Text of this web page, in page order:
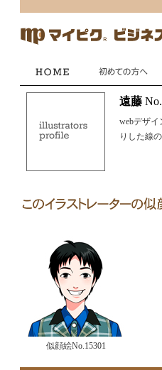
遠藤
webデザ
りした線
似顔絵No.15301